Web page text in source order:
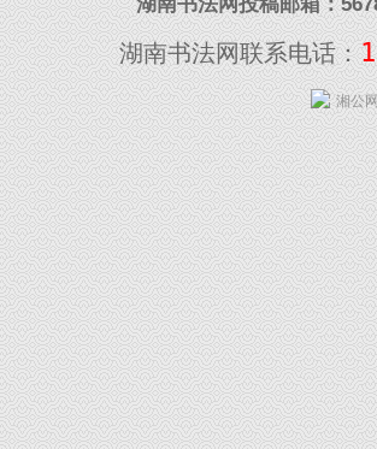
湖南书法网联系电话：
湘公